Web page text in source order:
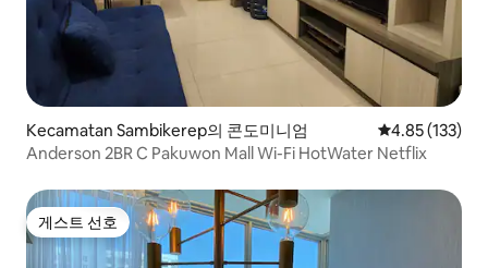
Kecamatan Sambikerep의 콘도미니엄 평점 4.85점(5
4.85 (133)
Anderson 2BR C Pakuwon Mall Wi-Fi HotWater Netflix
게스트 선호
게스트 선호